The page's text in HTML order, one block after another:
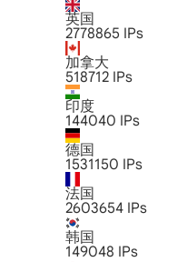
英国
2778865 IPs
加拿大
518712 IPs
印度
144040 IPs
德国
1531150 IPs
法国
2603654 IPs
韩国
149048 IPs